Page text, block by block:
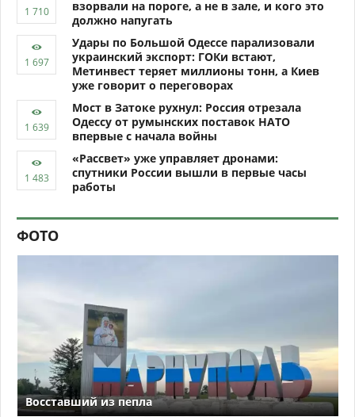
взорвали на пороге, а не в зале, и кого это
должно напугать
Удары по Большой Одессе парализовали
украинский экспорт: ГОКи встают,
Метинвест теряет миллионы тонн, а Киев
уже говорит о переговорах
Мост в Затоке рухнул: Россия отрезала
Одессу от румынских поставок НАТО
впервые с начала войны
«Рассвет» уже управляет дронами:
спутники России вышли в первые часы
работы
ФОТО
Восставший из пепла